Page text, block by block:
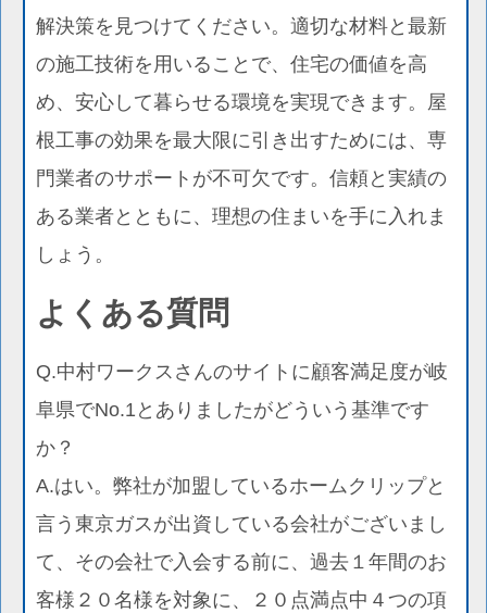
解決策を見つけてください。適切な材料と最新
の施工技術を用いることで、住宅の価値を高
め、安心して暮らせる環境を実現できます。屋
根工事の効果を最大限に引き出すためには、専
門業者のサポートが不可欠です。信頼と実績の
ある業者とともに、理想の住まいを手に入れま
しょう。
よくある質問
Q.中村ワークスさんのサイトに顧客満足度が岐
阜県でNo.1とありましたがどういう基準です
か？
A.はい。弊社が加盟しているホームクリップと
言う東京ガスが出資している会社がございまし
て、その会社で入会する前に、過去１年間のお
客様２０名様を対象に、２０点満点中４つの項